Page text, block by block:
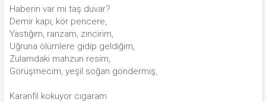
Haberin var mı taş duvar?
Demir kapı, kör pencere,
Yastığım, ranzam, zincirim,
Uğruna ölümlere gidip geldiğim,
Zulamdaki mahzun resim,
Görüşmecim, yeşil soğan göndermiş,
Karanfil kokuyor cıgaram